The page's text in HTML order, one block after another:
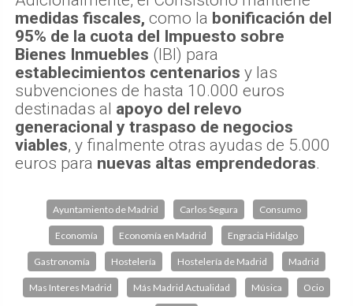
medidas fiscales, como la bonificación del
95% de la cuota del Impuesto sobre
Bienes Inmuebles (IBI) para
establecimientos centenarios y las
subvenciones de hasta 10.000 euros
destinadas al apoyo del relevo
generacional y traspaso de negocios
viables, y finalmente otras ayudas de 5.000
euros para nuevas altas emprendedoras.
Ayuntamiento de Madrid Carlos Segura Consumo
Economía Economía en Madrid Engracia Hidalgo
Gastronomía Hostelería Hostelería de Madrid Madrid
Mas Interes Madrid Más Madrid Actualidad Música Ocio